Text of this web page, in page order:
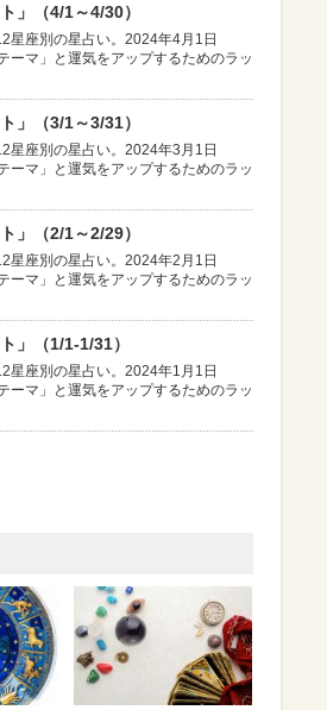
」（4/1～4/30）
星座別の星占い。2024年4月1日
ーマ」と運気をアップするためのラッ
」（3/1～3/31）
星座別の星占い。2024年3月1日
ーマ」と運気をアップするためのラッ
」（2/1～2/29）
星座別の星占い。2024年2月1日
ーマ」と運気をアップするためのラッ
」（1/1-1/31）
星座別の星占い。2024年1月1日
ーマ」と運気をアップするためのラッ